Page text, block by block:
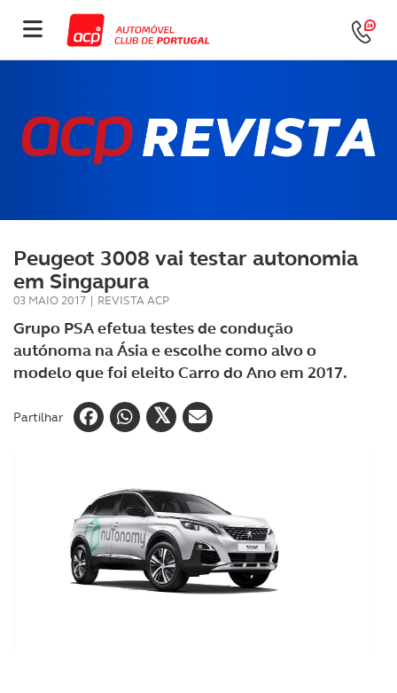
Peugeot 3008 vai testar autonomia
em Singapura
03 MAIO 2017 | REVISTA ACP
Grupo PSA efetua testes de condução
autónoma na Ásia e escolhe como alvo o
modelo que foi eleito Carro do Ano em 2017.
Partilhar